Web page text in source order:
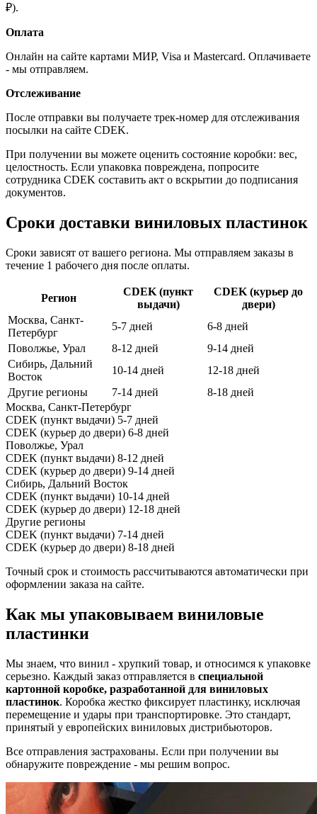
₽).
Оплата
Онлайн на сайте картами МИР, Visa и Mastercard. Оплачиваете
- мы отправляем.
Отслеживание
После отправки вы получаете трек-номер для отслеживания
посылки на сайте CDEK.
При получении вы можете оценить состояние коробки: вес,
целостность. Если упаковка повреждена, попросите
сотрудника CDEK составить акт о вскрытии до подписания
документов.
Сроки доставки виниловых пластинок
Сроки зависят от вашего региона. Мы отправляем заказы в
течение 1 рабочего дня после оплаты.
Регион
CDEK (пункт
выдачи)
CDEK (курьер до
двери)
Москва, Санкт-
Петербург
5-7 дней
6-8 дней
Поволжье, Урал
8-12 дней
9-14 дней
Сибирь, Дальний
Восток
10-14 дней
12-18 дней
Другие регионы
7-14 дней
8-18 дней
Москва, Санкт-Петербург
CDEK (пункт выдачи) 5-7 дней
CDEK (курьер до двери) 6-8 дней
Поволжье, Урал
CDEK (пункт выдачи) 8-12 дней
CDEK (курьер до двери) 9-14 дней
Сибирь, Дальний Восток
CDEK (пункт выдачи) 10-14 дней
CDEK (курьер до двери) 12-18 дней
Другие регионы
CDEK (пункт выдачи) 7-14 дней
CDEK (курьер до двери) 8-18 дней
Точный срок и стоимость рассчитываются автоматически при
оформлении заказа на сайте.
Как мы упаковываем виниловые
пластинки
Мы знаем, что винил - хрупкий товар, и относимся к упаковке
серьезно. Каждый заказ отправляется в специальной
картонной коробке, разработанной для виниловых
пластинок. Коробка жестко фиксирует пластинку, исключая
перемещение и удары при транспортировке. Это стандарт,
принятый у европейских виниловых дистрибьюторов.
Все отправления застрахованы. Если при получении вы
обнаружите повреждение - мы решим вопрос.